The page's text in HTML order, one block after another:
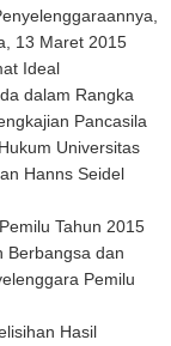
13 Maret 2015
Ideal
dalam Rangka
Pancasila
Universitas
Hanns Seidel
Tahun 2015
Berbangsa dan
Pemilu
Hasil